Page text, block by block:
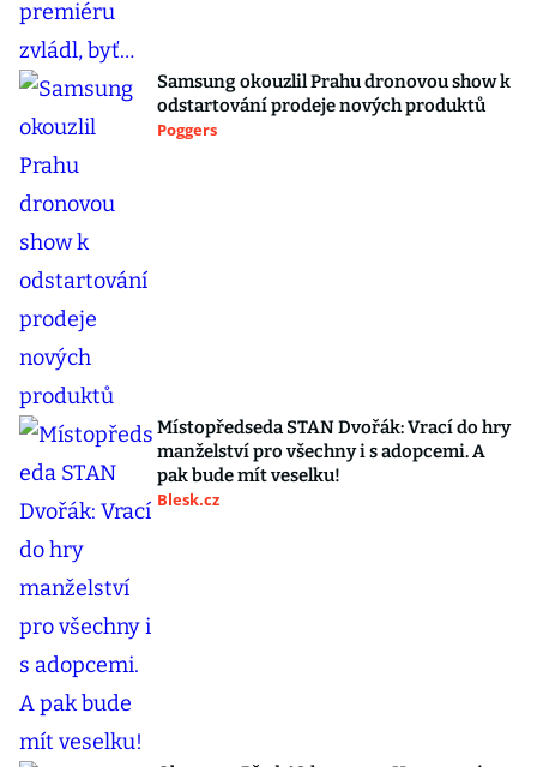
Samsung okouzlil Prahu dronovou show k
odstartování prodeje nových produktů
Poggers
Místopředseda STAN Dvořák: Vrací do hry
manželství pro všechny i s adopcemi. A
pak bude mít veselku!
Blesk.cz